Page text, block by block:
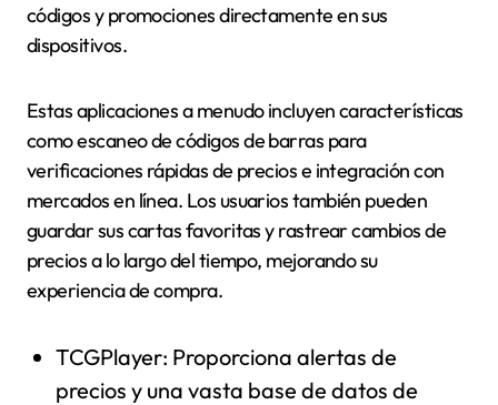
códigos y promociones directamente en sus
dispositivos.
Estas aplicaciones a menudo incluyen características
como escaneo de códigos de barras para
verificaciones rápidas de precios e integración con
mercados en línea. Los usuarios también pueden
guardar sus cartas favoritas y rastrear cambios de
precios a lo largo del tiempo, mejorando su
experiencia de compra.
TCGPlayer: Proporciona alertas de
precios y una vasta base de datos de